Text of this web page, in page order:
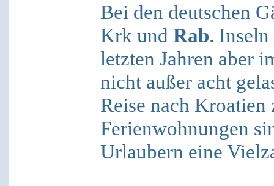
Bei den deutschen
Krk und Rab.
letzten Jahren aber
nicht außer acht
Reise nach Kroatien
Ferienwohnungen
Urlaubern eine